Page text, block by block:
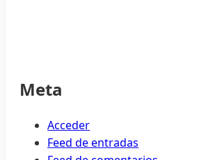
Meta
Acceder
Feed de entradas